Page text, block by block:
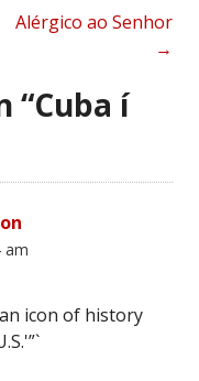
Alérgico ao Senhor
→
“Cuba í
am
icon of history